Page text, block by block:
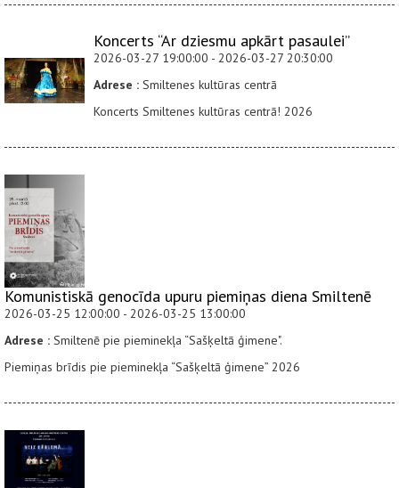
Koncerts “Ar dziesmu apkārt pasaulei”
2026-03-27 19:00:00 - 2026-03-27 20:30:00
Adrese : Smiltenes kultūras centrā
Koncerts Smiltenes kultūras centrā! 2026
Komunistiskā genocīda upuru piemiņas diena Smiltenē
2026-03-25 12:00:00 - 2026-03-25 13:00:00
Adrese : Smiltenē pie pieminekļa “Sašķeltā ģimene".
Piemiņas brīdis pie pieminekļa “Sašķeltā ģimene” 2026